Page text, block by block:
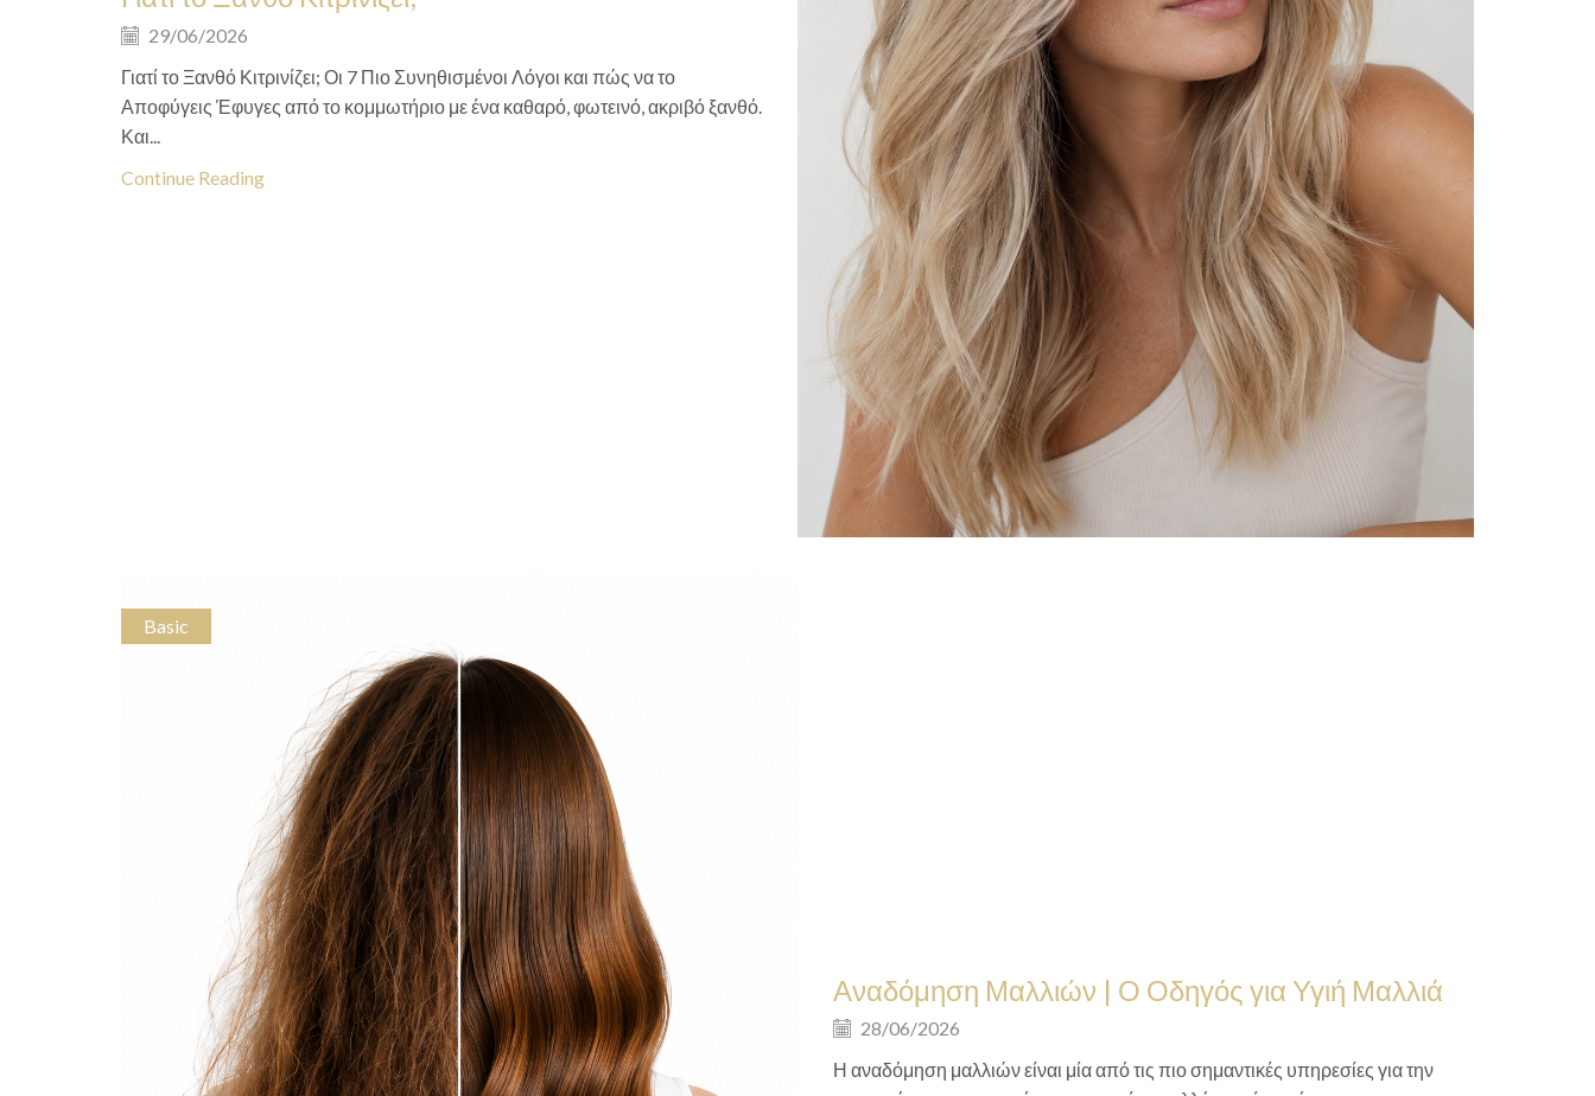
29/06/2026
Γιατί το Ξανθό Κιτρινίζει; Οι 7 Πιο Συνηθισμένοι Λόγοι και πώς να το
Αποφύγεις Έφυγες από το κομμωτήριο με ένα καθαρό, φωτεινό, ακριβό ξανθό.
Και...
Continue Reading
Basic
Αναδόμηση Μαλλιών | Ο Οδηγός για Υγιή Μαλλιά
28/06/2026
Η αναδόμηση μαλλιών είναι μία από τις πιο σημαντικές υπηρεσίες για την